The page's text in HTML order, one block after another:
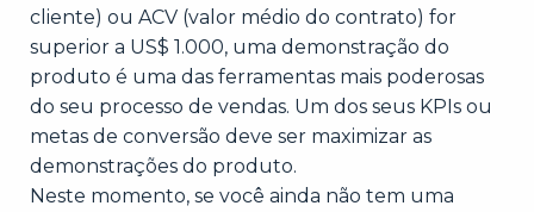
cliente) ou ACV (valor médio do contrato) for
superior a US$ 1.000, uma demonstração do
produto é uma das ferramentas mais poderosas
do seu processo de vendas. Um dos seus KPIs ou
metas de conversão deve ser maximizar as
demonstrações do produto.
Neste momento, se você ainda não tem uma